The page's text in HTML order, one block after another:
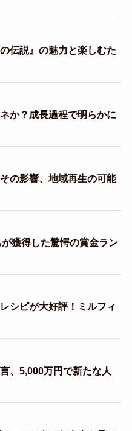
伝説』の魅力と楽しむた
か？成長過程で明らかに
の影響、地域再生の可能
獲得した驚愕の賞金ラン
シピが大好評！ミルフィ
、5,000万円で新たな人